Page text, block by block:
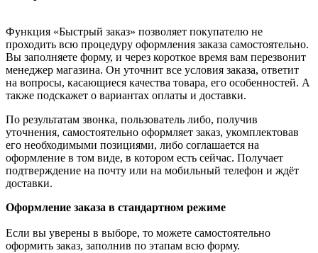
Функция «Быстрый заказ» позволяет покупателю не
проходить всю процедуру оформления заказа самостоятельно.
Вы заполняете форму, и через короткое время вам перезвонит
менеджер магазина. Он уточнит все условия заказа, ответит
на вопросы, касающиеся качества товара, его особенностей. А
также подскажет о вариантах оплаты и доставки.
По результатам звонка, пользователь либо, получив
уточнения, самостоятельно оформляет заказ, укомплектовав
его необходимыми позициями, либо соглашается на
оформление в том виде, в котором есть сейчас. Получает
подтверждение на почту или на мобильный телефон и ждёт
доставки.
Оформление заказа в стандартном режиме
Если вы уверены в выборе, то можете самостоятельно
оформить заказ, заполнив по этапам всю форму.